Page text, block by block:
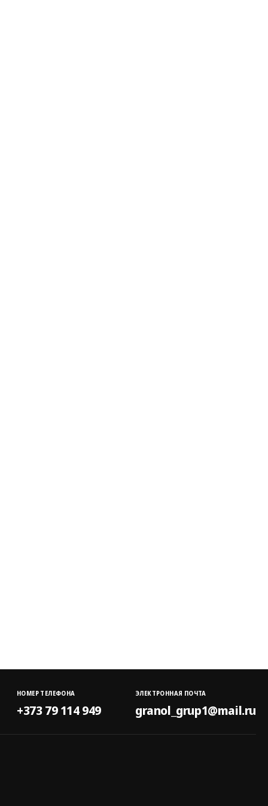
НОМЕР ТЕЛЕФОНА
+373 79 114 949
ЭЛЕКТРОННАЯ ПОЧТА
granol_grup1@mail.ru